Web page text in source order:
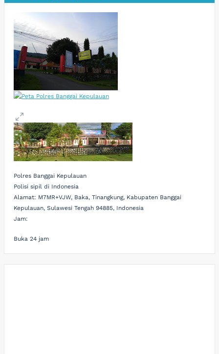
Polres Banggai Kepulauan
Polisi sipil di Indonesia
Alamat: M7MR+VJW, Baka, Tinangkung, Kabupaten Banggai
Kepulauan, Sulawesi Tengah 94885, Indonesia
Jam:
Buka 24 jam